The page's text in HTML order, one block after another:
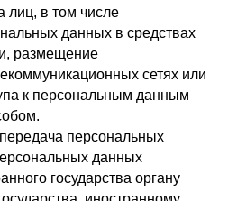
лиц, в том числе
данных в средствах
размещение
сетях или
к персональным данным
персональных
данных
государства органу